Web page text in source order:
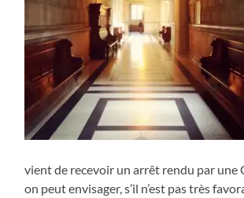
vient de recevoir un arrêt rendu par une
on peut envisager, s’il n’est pas très